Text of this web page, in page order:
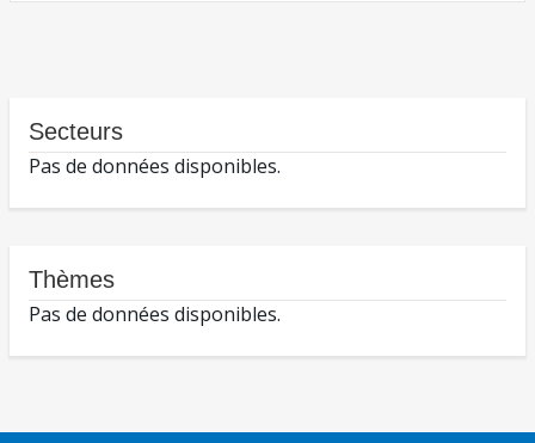
Secteurs
Pas de données disponibles.
Thèmes
Pas de données disponibles.